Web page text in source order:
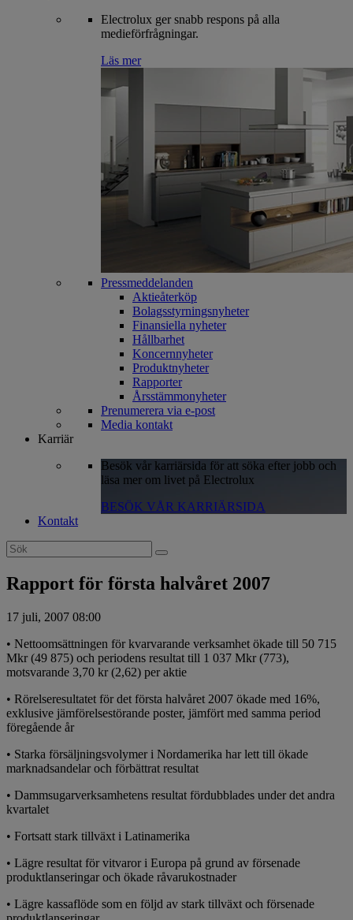
Electrolux ger snabb respons på alla
medieförfrågningar.
Läs mer
Pressmeddelanden
Aktieåterköp
Bolagsstyrningsnyheter
Finansiella nyheter
Hållbarhet
Koncernnyheter
Produktnyheter
Rapporter
Årsstämmonyheter
Prenumerera via e-post
Media kontakt
Karriär
Besök vår karriärsida för att söka efter jobb och
läsa mer om livet på Electrolux
BESÖK VÅR KARRIÄRSIDA
Kontakt
Search
for:
Rapport för första halvåret 2007
17 juli, 2007 08:00
• Nettoomsättningen för kvarvarande verksamhet ökade till 50 715
Mkr (49 875) och periodens resultat till 1 037 Mkr (773),
motsvarande 3,70 kr (2,62) per aktie
• Rörelseresultatet för det första halvåret 2007 ökade med 16%,
exklusive jämförelsestörande poster, jämfört med samma period
föregående år
• Starka försäljningsvolymer i Nordamerika har lett till ökade
marknadsandelar och förbättrat resultat
• Dammsugarverksamhetens resultat fördubblades under det andra
kvartalet
• Fortsatt stark tillväxt i Latinamerika
• Lägre resultat för vitvaror i Europa på grund av försenade
produktlanseringar och ökade råvarukostnader
• Lägre kassaflöde som en följd av stark tillväxt och försenade